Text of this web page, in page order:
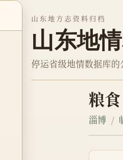
山东地方志资料归档
山东地
停运省级地情数据库的
粮食
淄博